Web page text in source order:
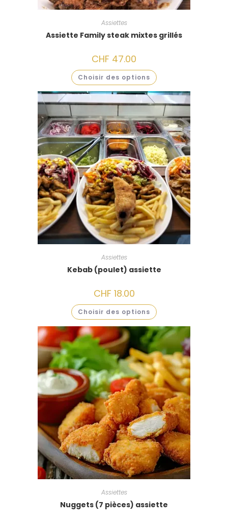
Assiettes
Assiette Family steak mixtes grillés
CHF 47.00
Choisir des options
Assiettes
Kebab (poulet) assiette
CHF 18.00
Choisir des options
Assiettes
Nuggets (7 pièces) assiette